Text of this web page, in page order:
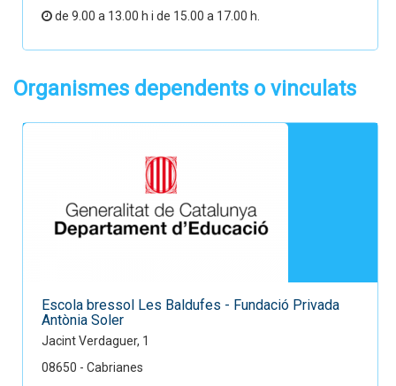
de 9.00 a 13.00 h i de 15.00 a 17.00 h.
Organismes dependents o vinculats
Escola bressol Les Baldufes - Fundació Privada
Antònia Soler
Jacint Verdaguer, 1
08650 - Cabrianes